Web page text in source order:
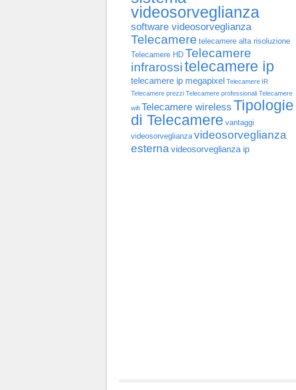
videosorveglianza
software videosorveglianza
Telecamere telecamere alta risoluzione
Telecamere HD Telecamere
infrarossitelecamere ip
telecamere ip megapixel Telecamere IR
Telecamere prezzi Telecamere professionali Telecamere
wifi Telecamere wireless Tipologie
di Telecamere vantaggi
videosorveglianza videosorveglianza
esterna videosorveglianza ip